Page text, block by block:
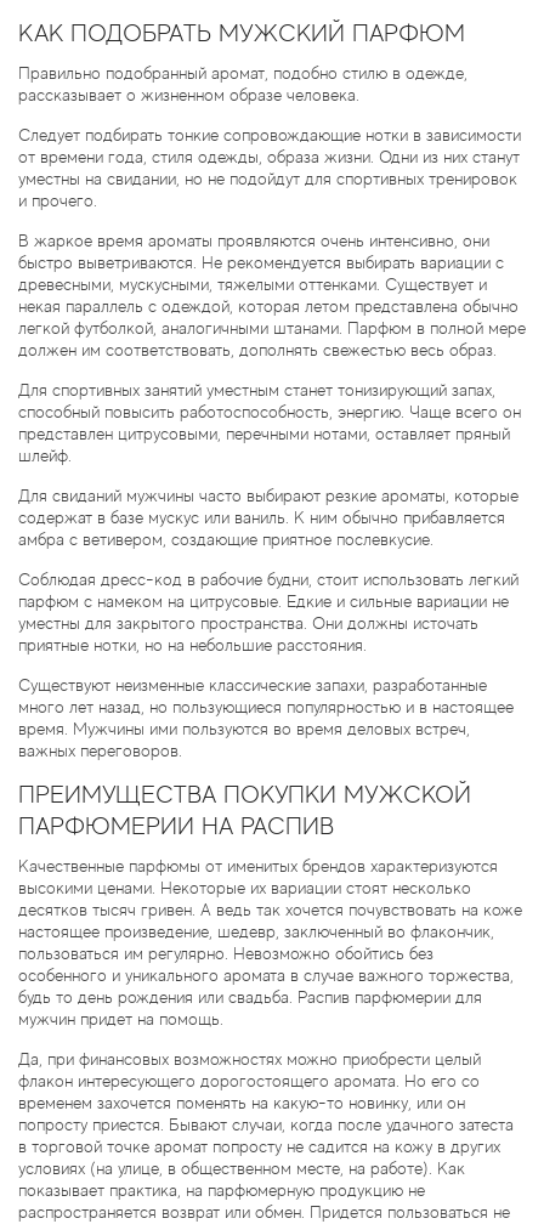
КАК ПОДОБРАТЬ МУЖСКИЙ ПАРФЮМ
Правильно подобранный аромат, подобно стилю в одежде,
рассказывает о жизненном образе человека.
Следует подбирать тонкие сопровождающие нотки в зависимости
от времени года, стиля одежды, образа жизни. Одни из них станут
уместны на свидании, но не подойдут для спортивных тренировок
и прочего.
В жаркое время ароматы проявляются очень интенсивно, они
быстро выветриваются. Не рекомендуется выбирать вариации с
древесными, мускусными, тяжелыми оттенками. Существует и
некая параллель с одеждой, которая летом представлена обычно
легкой футболкой, аналогичными штанами. Парфюм в полной мере
должен им соответствовать, дополнять свежестью весь образ.
Для спортивных занятий уместным станет тонизирующий запах,
способный повысить работоспособность, энергию. Чаще всего он
представлен цитрусовыми, перечными нотами, оставляет пряный
шлейф.
Для свиданий мужчины часто выбирают резкие ароматы, которые
содержат в базе мускус или ваниль. К ним обычно прибавляется
амбра с ветивером, создающие приятное послевкусие.
Соблюдая дресс-код в рабочие будни, стоит использовать легкий
парфюм с намеком на цитрусовые. Едкие и сильные вариации не
уместны для закрытого пространства. Они должны источать
приятные нотки, но на небольшие расстояния.
Существуют неизменные классические запахи, разработанные
много лет назад, но пользующиеся популярностью и в настоящее
время. Мужчины ими пользуются во время деловых встреч,
важных переговоров.
ПРЕИМУЩЕСТВА ПОКУПКИ МУЖСКОЙ
ПАРФЮМЕРИИ НА РАСПИВ
Качественные парфюмы от именитых брендов характеризуются
высокими ценами. Некоторые их вариации стоят несколько
десятков тысяч гривен. А ведь так хочется почувствовать на коже
настоящее произведение, шедевр, заключенный во флакончик,
пользоваться им регулярно. Невозможно обойтись без
особенного и уникального аромата в случае важного торжества,
будь то день рождения или свадьба. Распив парфюмерии для
мужчин придет на помощь.
Да, при финансовых возможностях можно приобрести целый
флакон интересующего дорогостоящего аромата. Но его со
временем захочется поменять на какую-то новинку, или он
попросту приестся. Бывают случаи, когда после удачного затеста
в торговой точке аромат попросту не садится на кожу в других
условиях (на улице, в общественном месте, на работе). Как
показывает практика, на парфюмерную продукцию не
распространяется возврат или обмен. Придется пользоваться не